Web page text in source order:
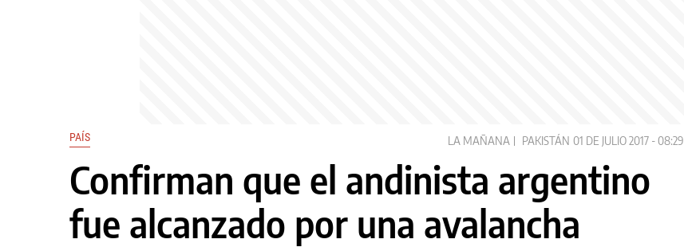
PAÍS LA MAÑANA PAKISTÁN 01 DE JULIO 2017 - 08:29
Confirman que el andinista argentino
fue alcanzado por una avalancha